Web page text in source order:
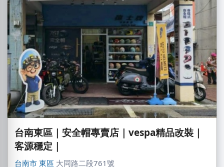
台南東區｜安全帽專賣店｜vespa精品改裝｜
客源穩定｜
台南市 東區 大同路二段761號